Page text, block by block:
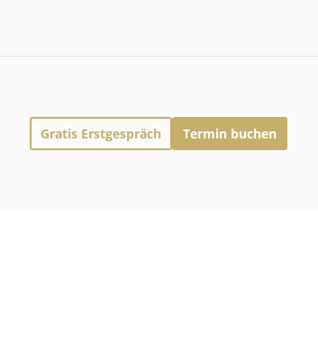
Gratis Erstgespräch Termin buchen